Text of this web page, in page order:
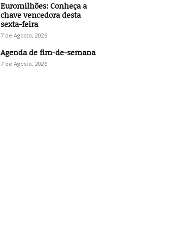
Euromilhões: Conheça a
chave vencedora desta
sexta-feira
7 de Agosto, 2026
Agenda de fim-de-semana
7 de Agosto, 2026